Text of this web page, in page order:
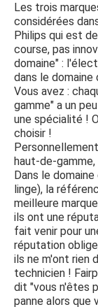
Les trois
considérées
Philips qui est
course, pas
domaine" :
dans le
Vous avez :
gamme" a un
une spécialité !
choisir !
haut-de-
Dans le
linge), la
meilleure
ils ont une
fait venir pour
réputation
ils ne m'ont rien
technicien !
dit "vous n'êtes
panne alors que